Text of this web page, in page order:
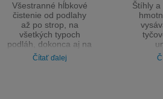
Všestranné hĺbkové
čistenie od podlahy
až po strop, na
všetkých typoch
podláh, dokonca aj na
kobercoch – s
výkonom 140 W pre
Čítať ďalej
Štíhly
a v